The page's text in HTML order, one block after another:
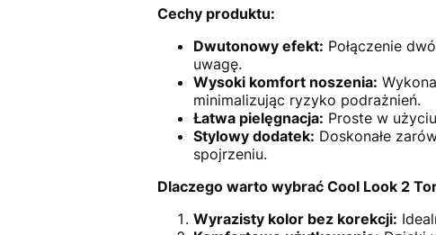
Cechy produktu:
Dwutonowy efekt: Połączenie
uwagę.
Wysoki komfort noszenia:
minimalizując ryzyko podrażnień.
Łatwa pielęgnacja: Proste w
Stylowy dodatek: Doskonałe
spojrzeniu.
Dlaczego warto wybrać Cool Look 2
Wyrazisty kolor bez korekcji: